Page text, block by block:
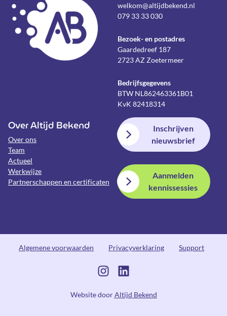
welkom@altijdbekend.nl
079 33 33 030
Bezoek- en postadres
Gaardedreef 187
2723 AZ Zoetermeer
Bedrijfsgegevens
BTW NL862463361B01
KvK 82418314
Over Altijd Bekend
Over ons
Team
Actueel
Werkwijze
Partnerschappen en certificaten
Inschrijven
nieuwsbrief
Aanmelden
kennissessies
Website doorAltijd Bekend
Algemene voorwaarden Privacyverklaring Support